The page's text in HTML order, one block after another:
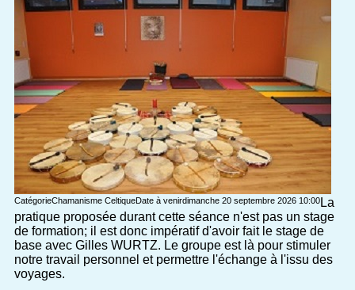
CatégorieChamanisme CeltiqueDate à venirdimanche 20 septembre 2026 10:00 La
pratique proposée durant cette séance n'est pas un stage
de formation; il est donc impératif d'avoir fait le stage de
base avec Gilles WURTZ. Le groupe est là pour stimuler
notre travail personnel et permettre l'échange à l'issu des
voyages.